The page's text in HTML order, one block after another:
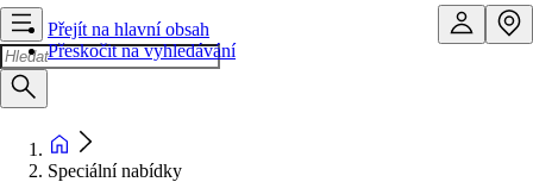
Přejít na hlavní obsah
Přeskočit na vyhledávání
Speciální nabídky